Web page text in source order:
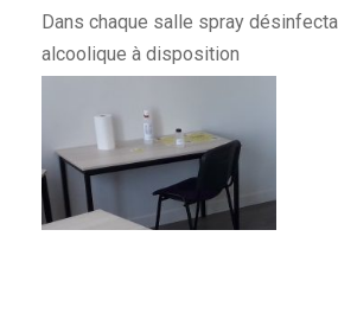
Dans chaque salle spray
alcoolique à disposition